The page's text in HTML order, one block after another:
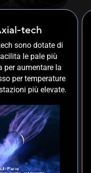
tech
sono dotate di
le pale più
per aumentare la
per temperature
più elevate.